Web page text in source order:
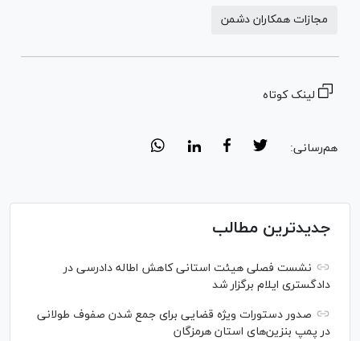
مجازات همکاران دشمن
لینک کوتاه
هم‌رسانی:
جدیدترین مطالب
نشست فصلی هیئت استانی کاهش اطاله دادرسی در
دادگستری ایلام برگزار شد
صدور دستورات ویژه قضایی برای جمع شدن صفوف طولانی
در پمپ بنزین‌های استان هرمزگان